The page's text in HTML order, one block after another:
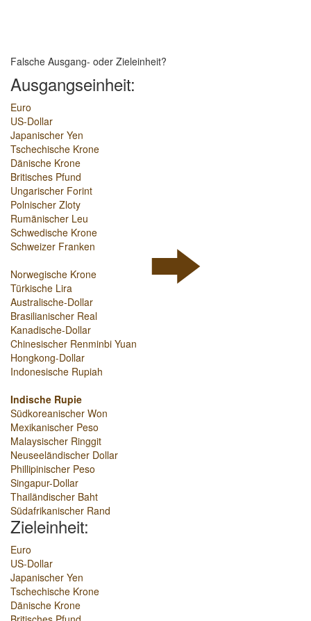
Falsche Ausgang- oder Zieleinheit?
Ausgangseinheit:
Euro
US-Dollar
Japanischer Yen
Tschechische Krone
Dänische Krone
Britisches Pfund
Ungarischer Forint
Polnischer Zloty
Rumänischer Leu
Schwedische Krone
Schweizer Franken
Norwegische Krone
Türkische Lira
Australische-Dollar
Brasilianischer Real
Kanadische-Dollar
Chinesischer Renminbi Yuan
Hongkong-Dollar
Indonesische Rupiah
Indische Rupie
Südkoreanischer Won
Mexikanischer Peso
Malaysischer Ringgit
Neuseeländischer Dollar
Phillipinischer Peso
Singapur-Dollar
Thailändischer Baht
Südafrikanischer Rand
Zieleinheit:
Euro
US-Dollar
Japanischer Yen
Tschechische Krone
Dänische Krone